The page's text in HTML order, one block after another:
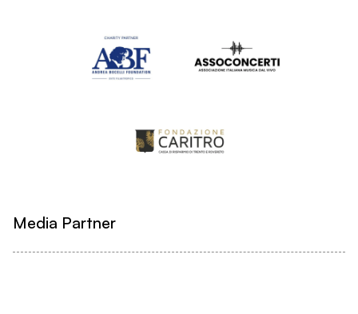
Media Partner